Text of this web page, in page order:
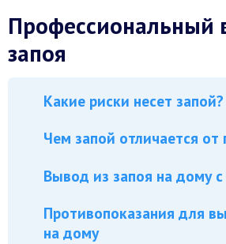
Профессиональный
запоя
Какие риски несет запой?
Чем запой отличается от
Вывод из запоя на дому
Противопоказания для
на дому